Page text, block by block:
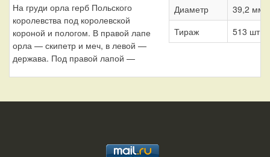
На груди орла герб Польского
королевства под королевской
короной и пологом. В правой лапе
орла — скипетр и меч, в левой —
держава. Под правой лапой —
Диаметр
39,2 мм
Тираж
513 шт.